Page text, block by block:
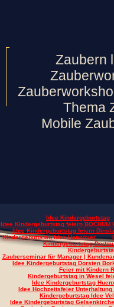
Zaubern
Thema
Mobile
Idee Kindergeburtstag
Idee Kindergeburtstag feiern BOCHUM
Idee Kindergeburtstag feiern
Kindergeburtstag Idee Hannover
Kindergeburtstag
Zauberseminar für Manager |
Idee Kindergeburtstag Dorsten
Feier mit Kindern
Kindergeburtstag in Wesel
Idee Kindergeburtstag
Idee Hochzeitsfeier Unterhaltung
Kindergeburtstag Idee
Idee Kindergeburtstag